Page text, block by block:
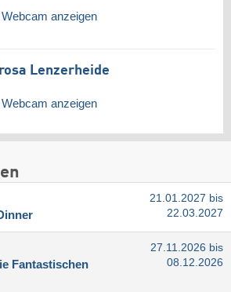
anzeigen
Lenzerheide
anzeigen
21.01.2027 bis
22.03.2027
Fantastischen
27.11.2026 bis
08.12.2026